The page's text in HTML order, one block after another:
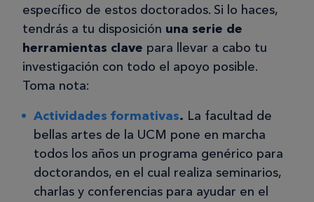
específico de estos doctorados. Si lo haces,
tendrás a tu disposición una serie de
herramientas clave para llevar a cabo tu
investigación con todo el apoyo posible.
Toma nota:
Actividades formativas. La facultad de
bellas artes de la UCM pone en marcha
todos los años un programa genérico para
doctorandos, en el cual realiza seminarios,
charlas y conferencias para ayudar en el